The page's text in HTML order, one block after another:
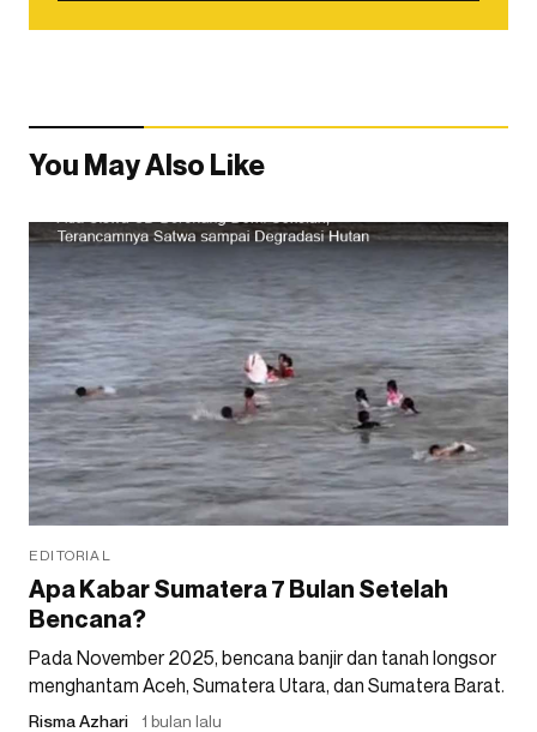
You May Also Like
EDITORIAL
Apa Kabar Sumatera 7 Bulan Setelah
Bencana?
Pada November 2025, bencana banjir dan tanah longsor
menghantam Aceh, Sumatera Utara, dan Sumatera Barat.
Risma Azhari 1 bulan lalu